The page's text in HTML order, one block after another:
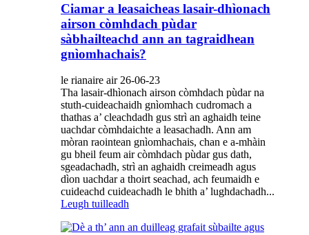
Ciamar a leasaicheas lasair-dhìonach
airson còmhdach pùdar
sàbhailteachd ann an tagraidhean
gnìomhachais?
le rianaire air 26-06-23
Tha lasair-dhìonach airson còmhdach pùdar na
stuth-cuideachaidh gnìomhach cudromach a
thathas a’ cleachdadh gus strì an aghaidh teine ​​
uachdar còmhdaichte a leasachadh. Ann am
mòran raointean gnìomhachais, chan e a-mhàin
gu bheil feum air còmhdach pùdar gus dath,
sgeadachadh, strì an aghaidh creimeadh agus
dìon uachdar a thoirt seachad, ach feumaidh e
cuideachd cuideachadh le bhith a’ lughdachadh...
Leugh tuilleadh